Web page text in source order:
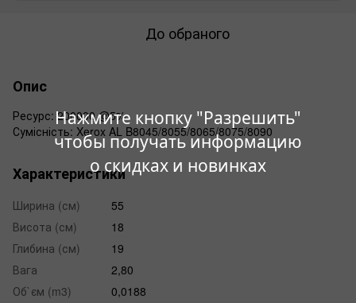
Нажмите кнопку "Разрешить"
чтобы получать информацию
о скидках и новинках
До обраного
Опис
Ресурс: 200000 @5%
Сумісність: Xerox AL B8045/8055/8065/8075/8090
Характеристики
Ширина (см)
55
Висота (см)
18
Глибина (см)
19
Вага
2,80
Об`єм (m3)
0,0188